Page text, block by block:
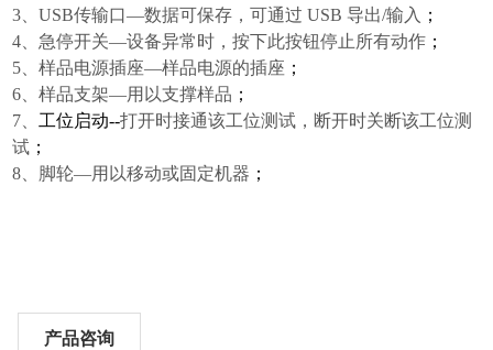
3、USB传输口—数据可保存，可通过 USB 导出/输入 ；
4、急停开关—设备异常时，按下此按钮停止所有动作 ；
5、样品电源插座—样品电源的插座 ；
6、样品支架—用以支撑样品 ；
7、工位启动--打开时接通该工位测试，断开时关断该工位测
试 ；
8、 脚轮—用以移动或固定机器 ；
产品咨询